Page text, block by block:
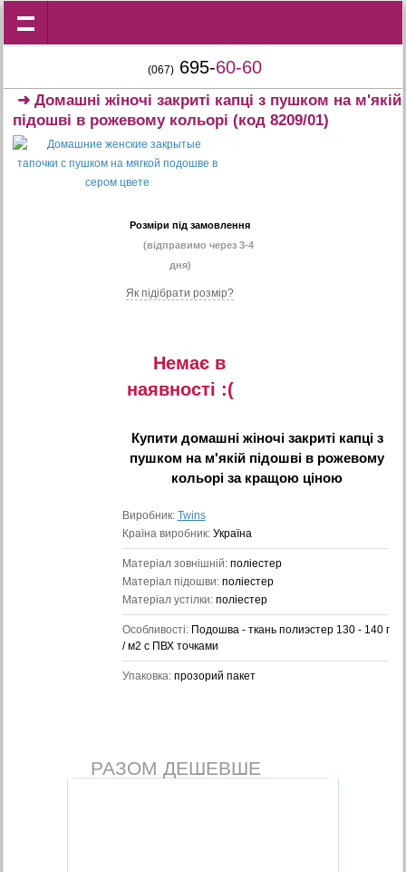
(067) 695-60-60
➜Домашні жіночі закриті капці з пушком на м'якій
підошві в рожевому кольорі (код 8209/01)
Розміри під замовлення
(відправимо через 3-4
дня)
Як підібрати розмір?
Немає в
наявностi :(
Купити домашні жіночі закриті капці з
пушком на м'якій підошві в рожевому
кольорі за кращою ціною
Виробник: Twins
Країна виробник: Україна
Матеріал зовнішній: поліестер
Матеріал підошви: поліестер
Матеріал устілки: поліестер
Особливості: Подошва - ткань полиэстер 130 - 140 г
/ м2 с ПВХ точками
Упаковка: прозорий пакет
РАЗОМ ДЕШЕВШЕ